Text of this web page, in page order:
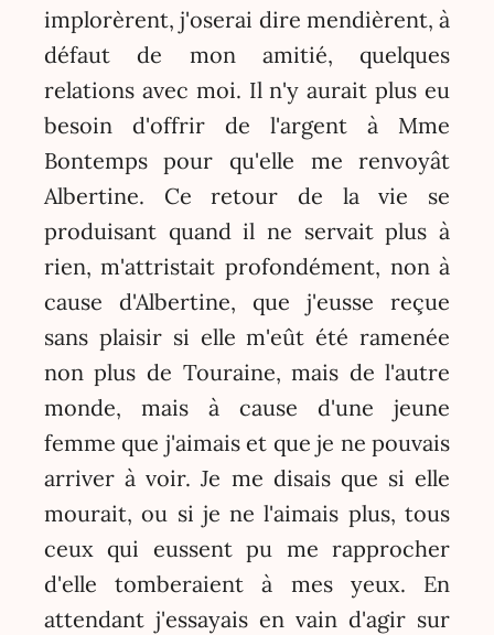
implorèrent, j'oserai dire mendièrent, à
défaut de mon amitié, quelques
relations avec moi. Il n'y aurait plus eu
besoin d'offrir de l'argent à Mme
Bontemps pour qu'elle me renvoyât
Albertine. Ce retour de la vie se
produisant quand il ne servait plus à
rien, m'attristait profondément, non à
cause d'Albertine, que j'eusse reçue
sans plaisir si elle m'eût été ramenée
non plus de Touraine, mais de l'autre
monde, mais à cause d'une jeune
femme que j'aimais et que je ne pouvais
arriver à voir. Je me disais que si elle
mourait, ou si je ne l'aimais plus, tous
ceux qui eussent pu me rapprocher
d'elle tomberaient à mes yeux. En
attendant j'essayais en vain d'agir sur